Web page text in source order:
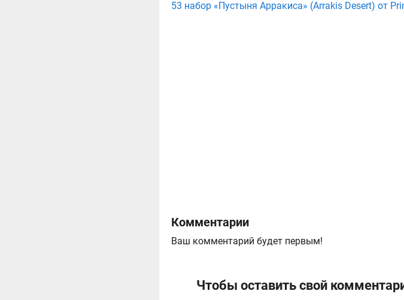
53 набор «Пустыня Арракиса» (Arrakis Desert) от
Комментарии
Ваш комментарий будет первым!
Чтобы оставить свой